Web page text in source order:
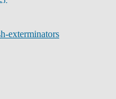
exterminators